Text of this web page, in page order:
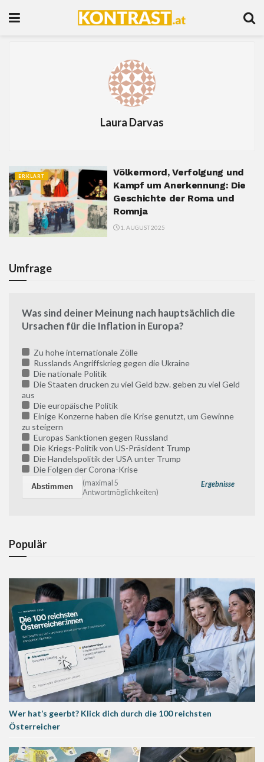
Laura Darvas
ERKLÄRT
Völkermord, Verfolgung und
Kampf um Anerkennung: Die
Geschichte der Roma und
Romnja
1. AUGUST 2025
Umfrage
Was sind deiner Meinung nach hauptsächlich die
Ursachen für die Inflation in Europa?
Zu hohe internationale Zölle
Russlands Angriffskrieg gegen die Ukraine
Die nationale Politik
Die Staaten drucken zu viel Geld bzw. geben zu viel Geld
aus
Die europäische Politik
Einige Konzerne haben die Krise genutzt, um Gewinne
zu steigern
Europas Sanktionen gegen Russland
Die Kriegs-Politik von US-Präsident Trump
Die Handelspolitik der USA unter Trump
Die Folgen der Corona-Krise
Ergebnisse
(maximal 5
Antwortmöglichkeiten)
Populär
Wer hat’s geerbt? Klick dich durch die 100 reichsten
Österreicher